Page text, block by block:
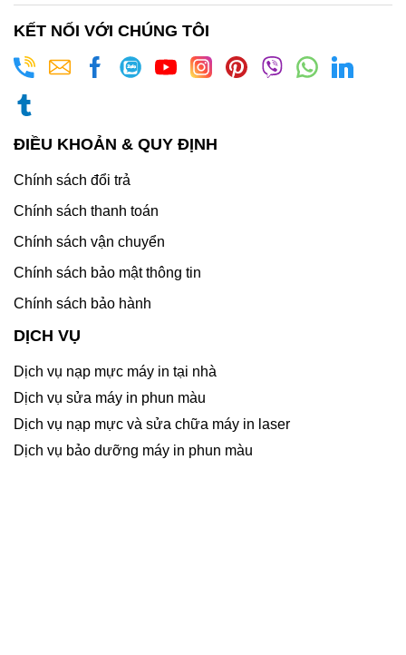
KẾT NỐI VỚI CHÚNG TÔI
ĐIỀU KHOẢN & QUY ĐỊNH
Chính sách đổi trả
Chính sách thanh toán
Chính sách vận chuyển
Chính sách bảo mật thông tin
Chính sách bảo hành
DỊCH VỤ
Dịch vụ nạp mực máy in tại nhà
Dịch vụ sửa máy in phun màu
Dịch vụ nạp mực và sửa chữa máy in laser
Dịch vụ bảo dưỡng máy in phun màu